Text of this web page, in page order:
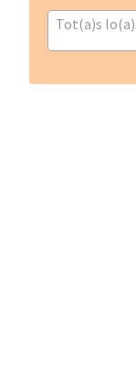
Tot(a)s